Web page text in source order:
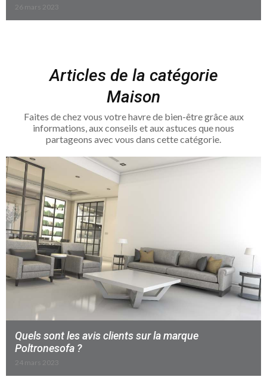
26 mars 2023
Articles de la catégorie
Maison
Faites de chez vous votre havre de bien-être grâce aux
informations, aux conseils et aux astuces que nous
partageons avec vous dans cette catégorie.
Quels sont les avis clients sur la marque
Poltronesofa ?
24 mars 2023